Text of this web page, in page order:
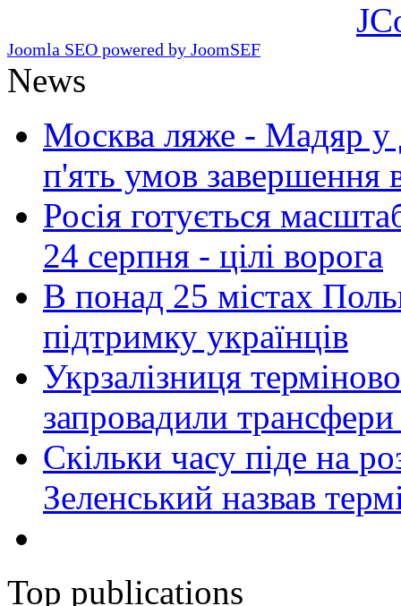
Joomla SEO powered by JoomSEF
News
Москва ляже - Мадяр у
п'ять умов завершення
Росія готується
24 серпня - цілі ворога
В понад 25 містах
підтримку українців
Укрзалізниця
запровадили
Скільки часу піде на
Зеленський назвав
Top publications